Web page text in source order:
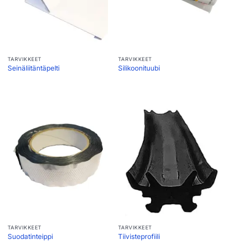
TARVIKKEET
Seinäliitäntäpelti
TARVIKKEET
Silikoonituubi
TARVIKKEET
Suodatinteippi
TARVIKKEET
Tiivisteprofiili